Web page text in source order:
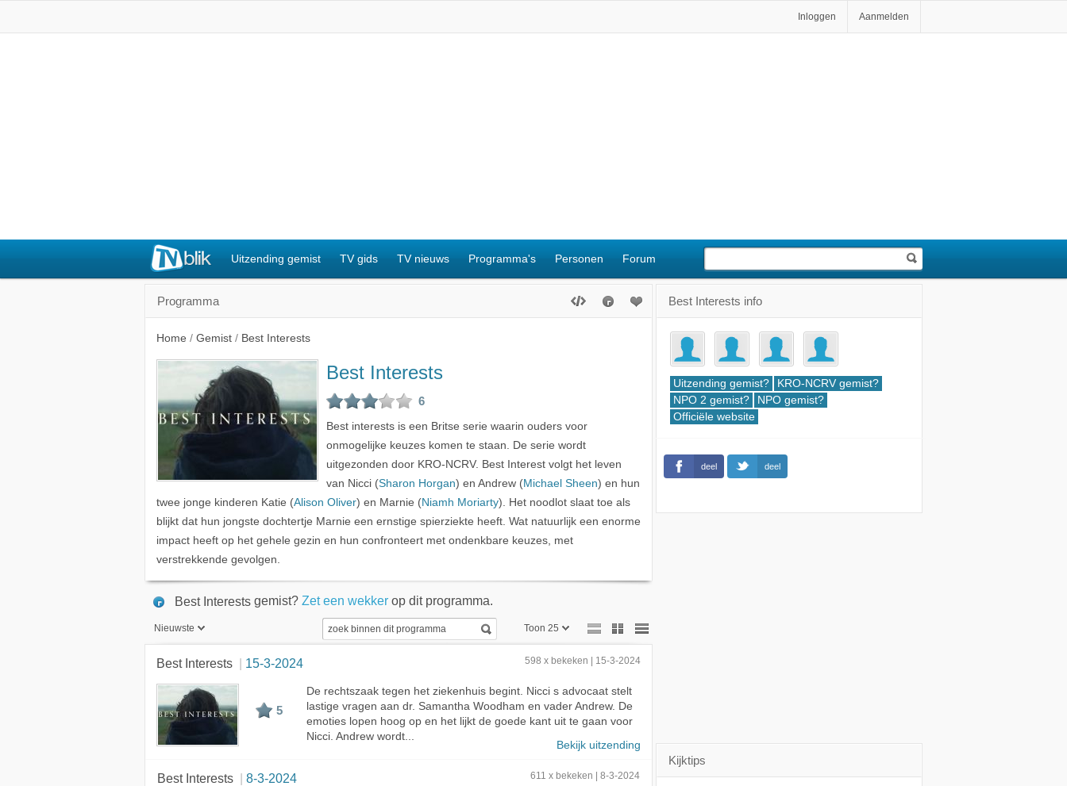
Inloggen Aanmelden
Uitzending gemist TV gids TV nieuws Programma's Personen Forum
Programma
Home / Gemist / Best Interests
Best Interests
6
Best interests is een Britse serie waarin ouders voor
onmogelijke keuzes komen te staan. De serie wordt
uitgezonden door KRO-NCRV. Best Interest volgt het leven
van Nicci (Sharon Horgan) en Andrew (Michael Sheen) en hun
twee jonge kinderen Katie (Alison Oliver) en Marnie (Niamh Moriarty). Het noodlot slaat toe als
blijkt dat hun jongste dochtertje Marnie een ernstige spierziekte heeft. Wat natuurlijk een enorme
impact heeft op het gehele gezin en hun confronteert met ondenkbare keuzes, met
verstrekkende gevolgen.
Best Interests gemist? Zet een wekker op dit programma.
Nieuwste
Meest bekeken
A - Z
Toon 25
Toon 75
Best Interests 15-3-2024 598 x bekeken | 15-3-2024
5
De rechtszaak tegen het ziekenhuis begint. Nicci s advocaat stelt
lastige vragen aan dr. Samantha Woodham en vader Andrew. De
emoties lopen hoog op en het lijkt de goede kant uit te gaan voor
Nicci. Andrew wordt...
Bekijk uitzending
Best Interests 8-3-2024 611 x bekeken | 8-3-2024
Best Interests info
Uitzending gemist?
KRO-NCRV gemist?
NPO 2 gemist?
NPO gemist?
Officiële website
deel deel
Kijktips